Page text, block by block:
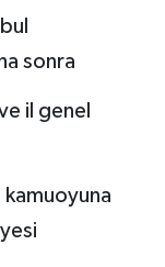
sonra
il genel
kamuoyuna